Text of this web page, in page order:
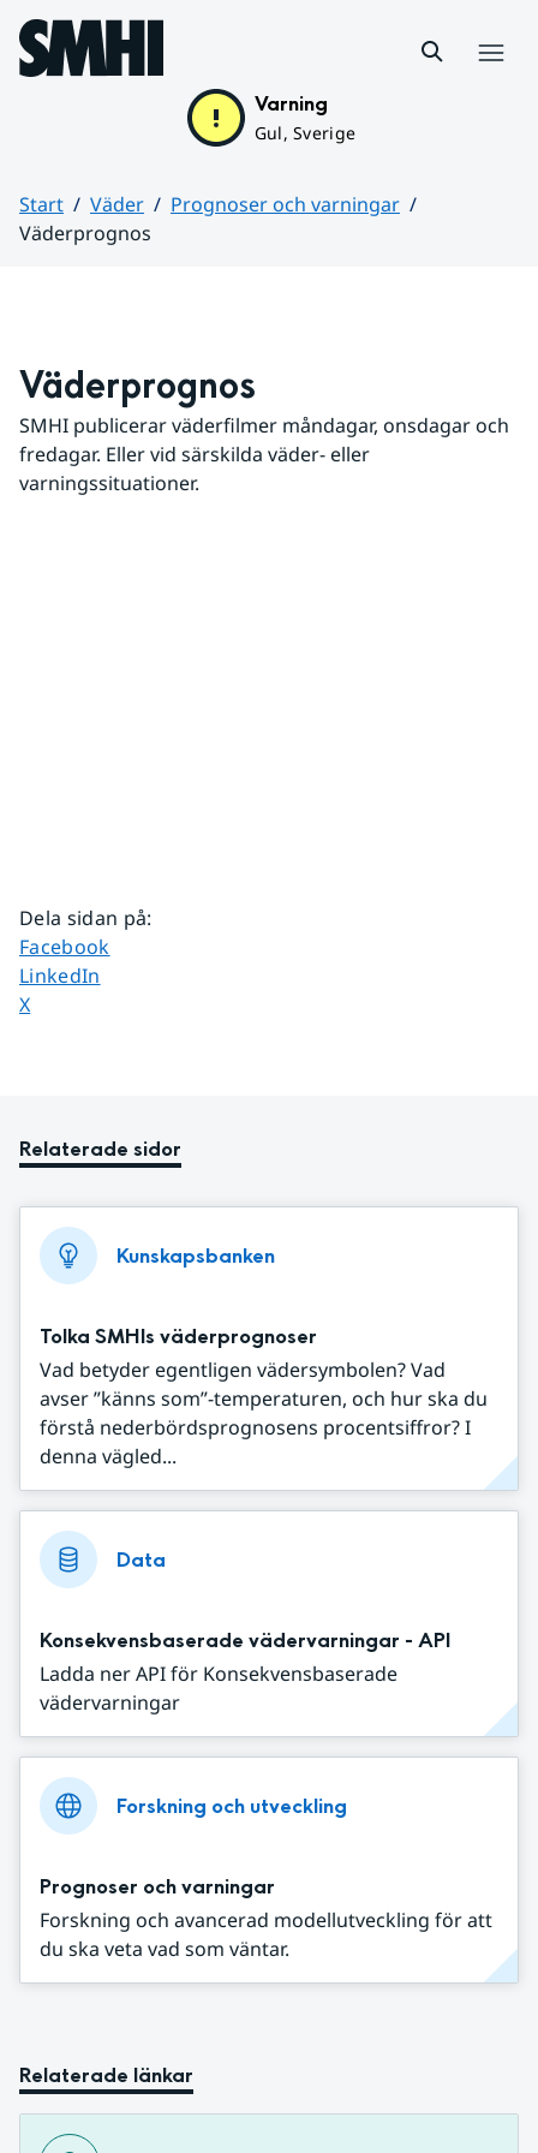
Hoppa till sidans innehåll
Varning
Gul, Sverige
Start Väder
Prognoser och varningar
Väderprognos
Väderprognos
SMHI publicerar väderfilmer måndagar, onsdagar och
fredagar. Eller vid särskilda väder- eller
varningssituationer.
Dela sidan på:
Dela sidan på
Facebook
Dela sidan på
LinkedIn
Dela sidan på
X
Relaterade sidor
Kunskapsbanken
Tolka SMHIs väderprognoser
Vad betyder egentligen vädersymbolen? Vad
avser ”känns som”-temperaturen, och hur ska du
förstå nederbördsprognosens procentsiffror? I
denna vägled...
Data
Konsekvensbaserade vädervarningar - API
Ladda ner API för Konsekvensbaserade
vädervarningar
Forskning och utveckling
Prognoser och varningar
Forskning och avancerad modellutveckling för att
du ska veta vad som väntar.
Relaterade länkar